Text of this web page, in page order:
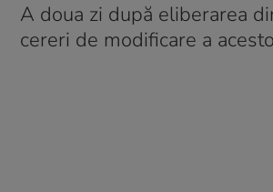
A doua zi după eliberarea
cereri de modificare a